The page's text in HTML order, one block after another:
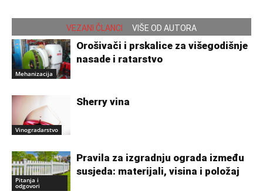
VEZANI ČLANCI VIŠE OD AUTORA
Mehanizacija
Orošivači i prskalice za višegodišnje
nasade i ratarstvo
Vinogradarstvo
Sherry vina
Pitanja i
odgovori
Pravila za izgradnju ograda između
susjeda: materijali, visina i položaj